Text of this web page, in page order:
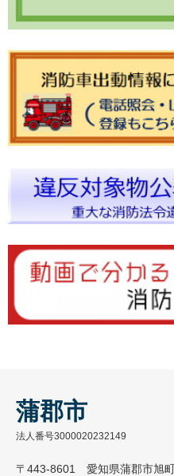
蒲郡市
法人番号3000020232149
〒443-8601 愛知県蒲郡市旭